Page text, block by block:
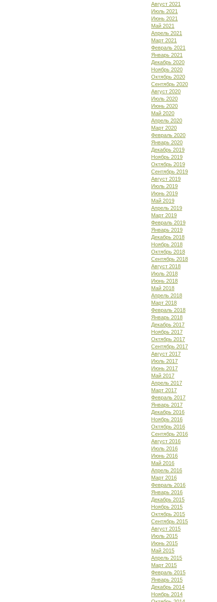
Август 2021
Июль 2021
Июнь 2021
Май 2021
Апрель 2021
Март 2021
Февраль 2021
Январь 2021
Декабрь 2020
Ноябрь 2020
Октябрь 2020
Сентябрь 2020
Август 2020
Июль 2020
Июнь 2020
Май 2020
Апрель 2020
Март 2020
Февраль 2020
Январь 2020
Декабрь 2019
Ноябрь 2019
Октябрь 2019
Сентябрь 2019
Август 2019
Июль 2019
Июнь 2019
Май 2019
Апрель 2019
Март 2019
Февраль 2019
Январь 2019
Декабрь 2018
Ноябрь 2018
Октябрь 2018
Сентябрь 2018
Август 2018
Июль 2018
Июнь 2018
Май 2018
Апрель 2018
Март 2018
Февраль 2018
Январь 2018
Декабрь 2017
Ноябрь 2017
Октябрь 2017
Сентябрь 2017
Август 2017
Июль 2017
Июнь 2017
Май 2017
Апрель 2017
Март 2017
Февраль 2017
Январь 2017
Декабрь 2016
Ноябрь 2016
Октябрь 2016
Сентябрь 2016
Август 2016
Июль 2016
Июнь 2016
Май 2016
Апрель 2016
Март 2016
Февраль 2016
Январь 2016
Декабрь 2015
Ноябрь 2015
Октябрь 2015
Сентябрь 2015
Август 2015
Июль 2015
Июнь 2015
Май 2015
Апрель 2015
Март 2015
Февраль 2015
Январь 2015
Декабрь 2014
Ноябрь 2014